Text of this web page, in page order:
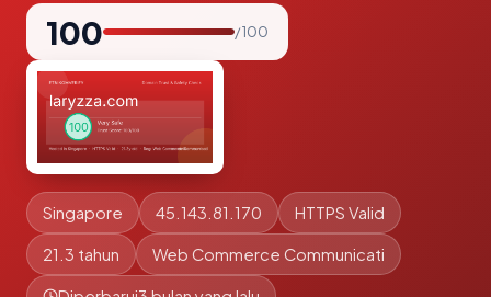
100 / 100
Singapore 45.143.81.170 HTTPS Valid
21.3 tahun Web Commerce Communicati